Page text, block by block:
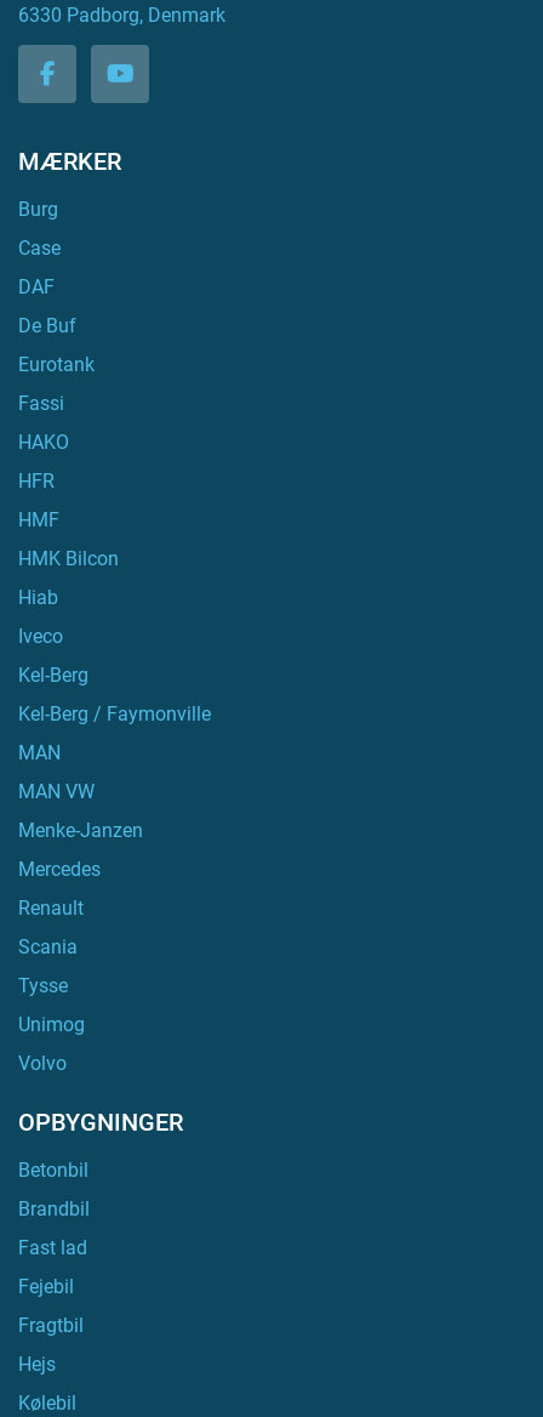
6330 Padborg, Denmark
facebookyoutube
MÆRKER
Burg
Case
DAF
De Buf
Eurotank
Fassi
HAKO
HFR
HMF
HMK Bilcon
Hiab
Iveco
Kel-Berg
Kel-Berg / Faymonville
MAN
MAN VW
Menke-Janzen
Mercedes
Renault
Scania
Tysse
Unimog
Volvo
OPBYGNINGER
Betonbil
Brandbil
Fast lad
Fejebil
Fragtbil
Hejs
Kølebil